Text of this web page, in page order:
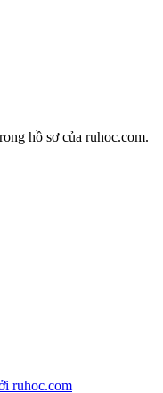
hồ sơ của ruhoc.com.
ruhoc.com